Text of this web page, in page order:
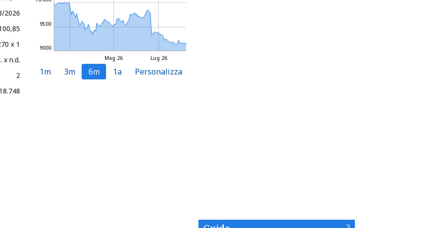
2026
x 1
x n.d.
2
Lug 26
Mag 26
9000
9500
1m 3m 6m 1a Personalizza